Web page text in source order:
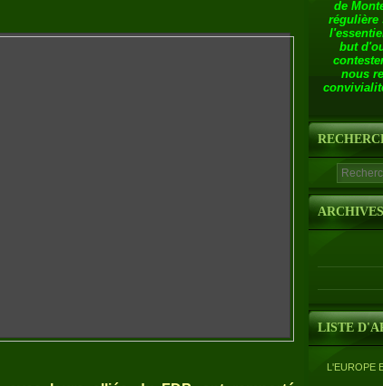
de
régulière
but
nous
ARCHIVES
LISTE
L'EUROPE